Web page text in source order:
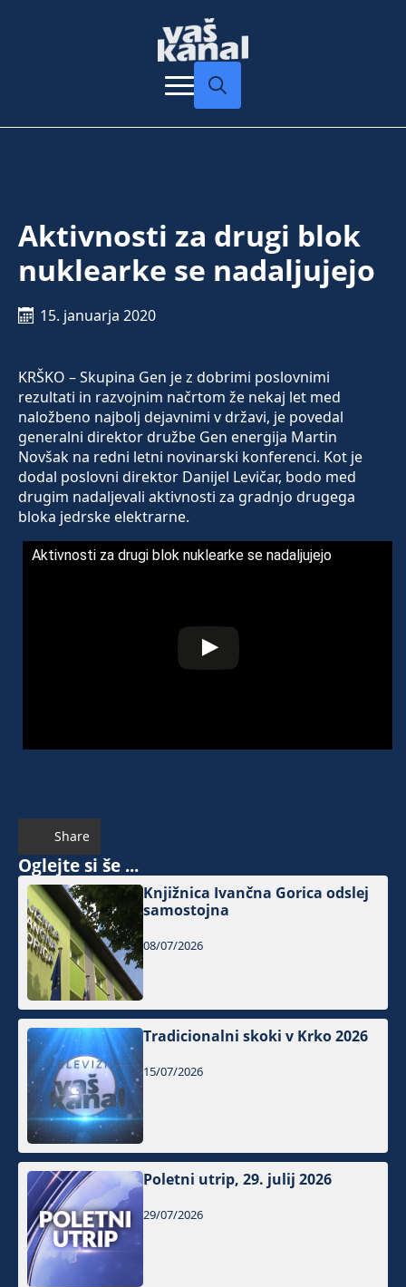
Aktivnosti za drugi blok
nuklearke se nadaljujejo
15. januarja 2020
KRŠKO – Skupina Gen je z dobrimi poslovnimi
rezultati in razvojnim načrtom že nekaj let med
naložbeno najbolj dejavnimi v državi, je povedal
generalni direktor družbe Gen energija Martin
Novšak na redni letni novinarski konferenci. Kot je
dodal poslovni direktor Danijel Levičar, bodo med
drugim nadaljevali aktivnosti za gradnjo drugega
bloka jedrske elektrarne.
Aktivnosti za drugi blok nuklearke se nadaljujejo
Share
Oglejte si še ...
Knjižnica Ivančna Gorica odslej
samostojna
08/07/2026
Tradicionalni skoki v Krko 2026
15/07/2026
Poletni utrip, 29. julij 2026
29/07/2026